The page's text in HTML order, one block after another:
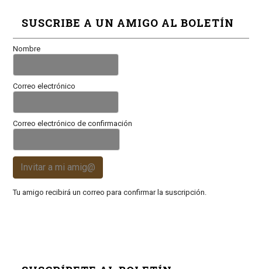
SUSCRIBE A UN AMIGO AL BOLETÍN
Nombre
Correo electrónico
Correo electrónico de confirmación
Invitar a mi amig@
Tu amigo recibirá un correo para confirmar la suscripción.